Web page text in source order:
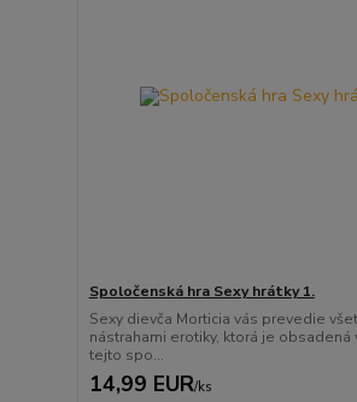
Spoločenská hra Sexy hrátky 1.
Sexy dievča Morticia vás prevedie
nástrahami erotiky, ktorá je obsadená
tejto spo...
14,99 EUR/ks